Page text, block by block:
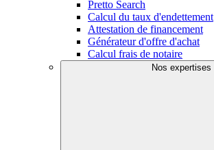
Pretto Search
Calcul du taux d'endettement
Attestation de financement
Générateur d'offre d'achat
Calcul frais de notaire
Nos expertises